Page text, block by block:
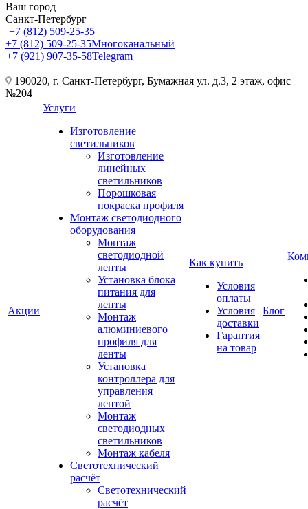
Ваш город
Санкт-Петербург
+7 (812) 509-25-35
+7 (812) 509-25-35Многоканальный
+7 (921) 907-35-58Telegram
190020, г. Санкт-Петербург, Бумажная ул. д.3, 2 этаж, офис
№204
Акции
Услуги
Изготовление
светильников
Изготовление
линейных
светильников
Порошковая
покраска профиля
Монтаж светодиодного
оборудования
Монтаж
светодиодной
ленты
Установка блока
питания для
ленты
Монтаж
алюминиевого
профиля для
ленты
Установка
контроллера для
управления
лентой
Монтаж
светодиодных
светильников
Монтаж кабеля
Светотехнический
расчёт
Светотехнический
расчёт
Как купить
Условия
оплаты
Условия
доставки
Гарантия
на товар
Блог